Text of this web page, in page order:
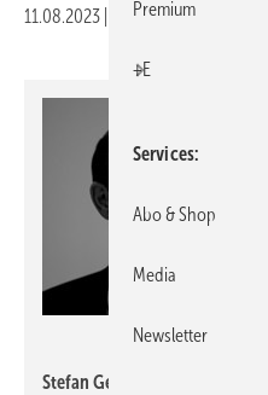
11.08.2023 Druckvorschau
Stefan Gesing
Premium
+E
Services
Abo & Shop
Media
Newsletter